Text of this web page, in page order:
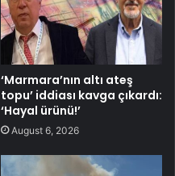
‘Marmara’nın altı ateş
topu’ iddiası kavga çıkardı:
‘Hayal ürünü!’
August 6, 2026